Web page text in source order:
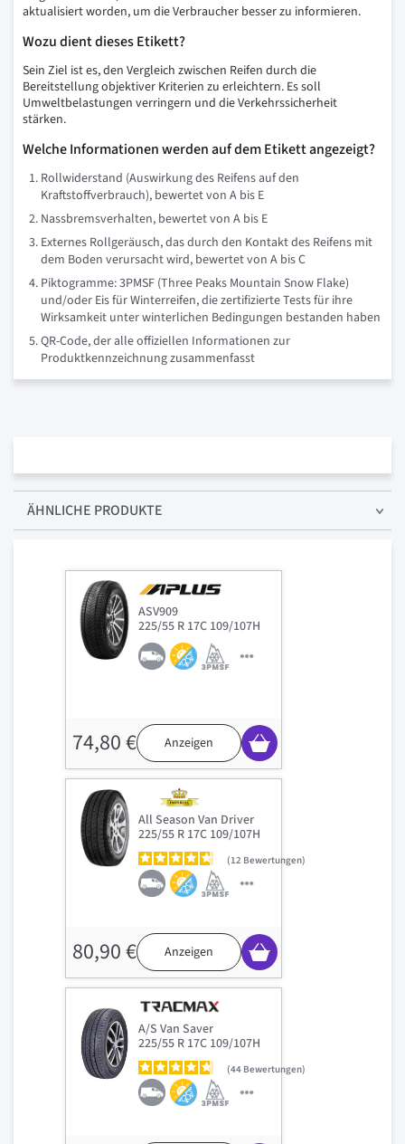
aktualisiert worden, um die Verbraucher besser zu informieren.
Wozu dient dieses Etikett?
Sein Ziel ist es, den Vergleich zwischen Reifen durch die
Bereitstellung objektiver Kriterien zu erleichtern. Es soll
Umweltbelastungen verringern und die Verkehrssicherheit
stärken.
Welche Informationen werden auf dem Etikett angezeigt?
Rollwiderstand (Auswirkung des Reifens auf den
Kraftstoffverbrauch), bewertet von A bis E
Nassbremsverhalten, bewertet von A bis E
Externes Rollgeräusch, das durch den Kontakt des Reifens mit
dem Boden verursacht wird, bewertet von A bis C
Piktogramme: 3PMSF (Three Peaks Mountain Snow Flake)
und/oder Eis für Winterreifen, die zertifizierte Tests für ihre
Wirksamkeit unter winterlichen Bedingungen bestanden haben
QR-Code, der alle offiziellen Informationen zur
Produktkennzeichnung zusammenfasst
ÄHNLICHE PRODUKTE
ASV909
225/55 R 17C 109/107H
74,80 € Anzeigen
All Season Van Driver
225/55 R 17C 109/107H
12 Bewertungen
80,90 € Anzeigen
A/S Van Saver
225/55 R 17C 109/107H
44 Bewertungen